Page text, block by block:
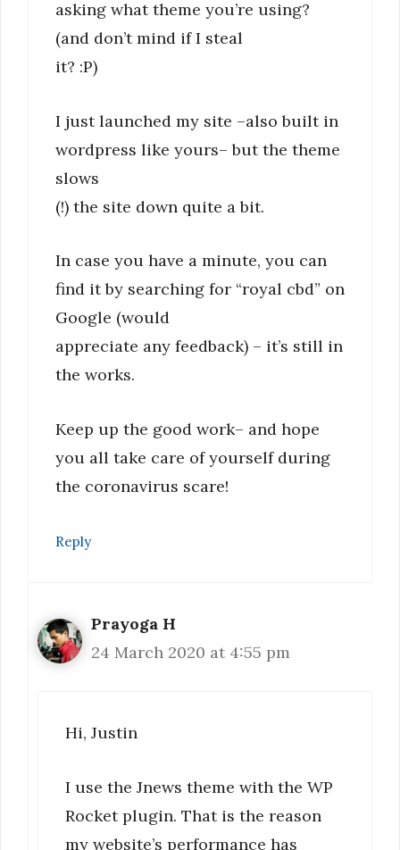
asking what theme you’re using?
(and don’t mind if I steal
it? :P)
I just launched my site –also built in
wordpress like yours– but the theme
slows
(!) the site down quite a bit.
In case you have a minute, you can
find it by searching for “royal cbd” on
Google (would
appreciate any feedback) – it’s still in
the works.
Keep up the good work– and hope
you all take care of yourself during
the coronavirus scare!
Reply
Prayoga H
24 March 2020 at 4:55 pm
Hi, Justin
I use the Jnews theme with the WP
Rocket plugin. That is the reason
my website’s performance has